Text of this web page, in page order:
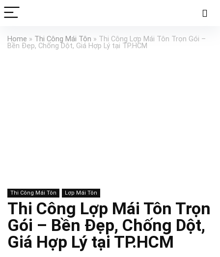
Home » Thi Công Mái Tôn » Thi Công Lợp Mái Tôn Trọn Gói –
Bền Đẹp, Chống Dột, Giá Hợp Lý tại TP.HCM
Thi Công Mái Tôn Lợp Mái Tôn
Thi Công Lợp Mái Tôn Trọn
Gói – Bền Đẹp, Chống Dột,
Giá Hợp Lý tại TP.HCM